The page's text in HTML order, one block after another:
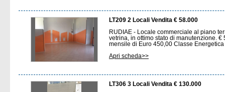
LT209 2 Locali Vendita € 58.000
RUDIAE - Locale commerciale al piano
vetrina, in ottimo stato di manutenzione.
mensile di Euro 450,00 Classe
Apri scheda>>
LT306 3 Locali Vendita € 130.000